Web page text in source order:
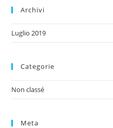
Archivi
Luglio 2019
Categorie
Non classé
Meta